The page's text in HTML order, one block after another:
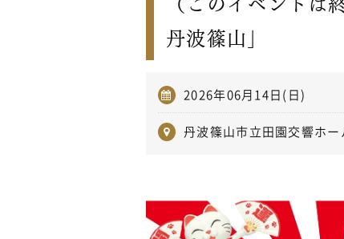
（このイベントは
丹波篠山」
2026年06月14日(日)
丹波篠山市立田園交響ホー